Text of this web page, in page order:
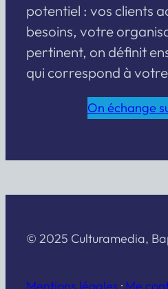
potentiel : vos clients
besoins, votre
pertinent, on définit
qui correspond à
On échange
© 2025 Culturamedia,